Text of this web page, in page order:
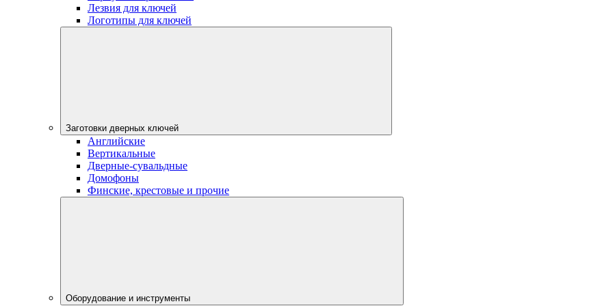
Лезвия для ключей
Логотипы для ключей
Заготовки дверных ключей
Английские
Вертикальные
Дверные-сувальдные
Домофоны
Финские, крестовые и прочие
Оборудование и инструменты